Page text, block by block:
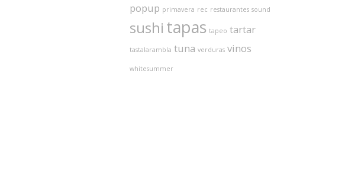
popup primavera rec restaurantes sound
sushi tapas tapeo tartar
tastalarambla tuna verduras vinos
whitesummer